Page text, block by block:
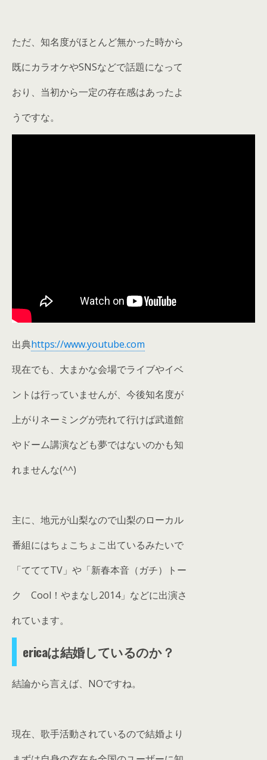
ただ、知名度がほとんど無かった時から
既にカラオケやSNSなどで話題になって
おり、当初から一定の存在感はあったよ
うですな。
出典https://www.youtube.com
現在でも、大まかな会場でライブやイベ
ントは行っていませんが、今後知名度が
上がりネーミングが売れて行けば武道館
やドーム講演なども夢ではないのかも知
れませんな(^^)
主に、地元が山梨なので山梨のローカル
番組にはちょこちょこ出ているみたいで
「てててTV」や「新春本音（ガチ）トー
ク Cool！やまなし2014」などに出演さ
れています。
ericaは結婚しているのか？
結論から言えば、NOですね。
現在、歌手活動されているので結婚より